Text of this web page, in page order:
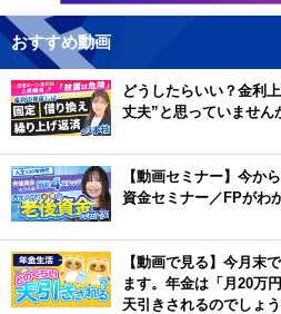
おすすめ動画
どうしたらいい？金利
丈夫”と思っていません
【動画セミナー】今か
資金セミナー／FPがわ
【動画で見る】今月末
ます。年金は「月20万
天引きされるのでしょう